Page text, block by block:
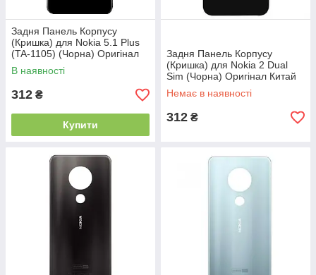
Задня Панель Корпусу
(Кришка) для Nokia 5.1 Plus
(TA-1105) (Чорна) Оригінал
Китай
В наявності
312 ₴
Купити
Задня Панель Корпусу
(Кришка) для Nokia 2 Dual
Sim (Чорна) Оригінал Китай
Немає в наявності
312 ₴